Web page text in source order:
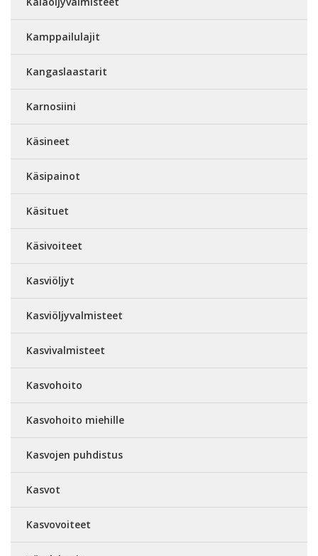
Kamppailulajit
Kangaslaastarit
Karnosiini
Käsineet
Käsipainot
Käsituet
Käsivoiteet
Kasviöljyt
Kasviöljyvalmisteet
Kasvivalmisteet
Kasvohoito
Kasvohoito miehille
Kasvojen puhdistus
Kasvot
Kasvovoiteet